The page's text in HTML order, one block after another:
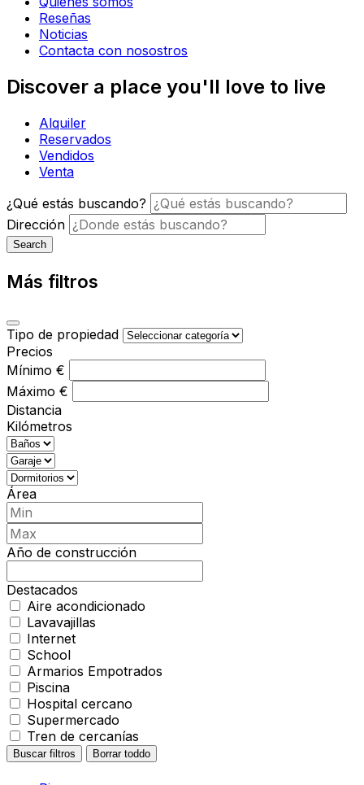
Reseñas
Noticias
Contacta con nosostros
Discover a place you'll love to live
Alquiler
Reservados
Vendidos
Venta
¿Qué estás buscando?
Dirección
Search
Más filtros
Tipo de propiedad
Precios
Mínimo €
Máximo €
Distancia
Kilómetros
Área
Año de construcción
Destacados
Aire acondicionado
Lavavajillas
Internet
School
Armarios Empotrados
Piscina
Hospital cercano
Supermercado
Tren de cercanías
Buscar filtros Borrar toddo